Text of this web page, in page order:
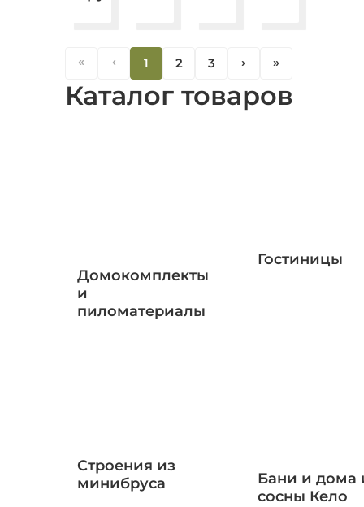
« ‹ 1 2 3 ‹ «
Каталог товаров
Домокомплекты
и
пиломатериалы
Гостиницы
Строения из
минибруса
Бани и дома
сосны Кело